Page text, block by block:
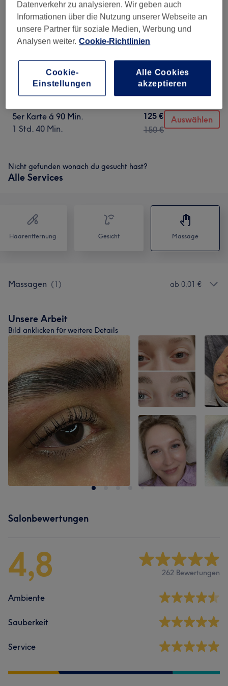
50 Min.
1 Anwendung 90 min.
1 Std. 40 Min.
30 € Auswählen
85 €
5er Karte á 50 Min.
50 Min.
100 €
120 €
Auswählen
5er Karte á 90 Min.
1 Std. 40 Min.
125 €
150 €
Auswählen
Nicht gefunden wonach du gesucht hast?
Alle Services
Haarentfernung Gesicht Massage
Massagen (1) ab 0,01 €
Unsere Arbeit
Bild anklicken für weitere Details
Salonbewertungen
4,8 262 Bewertungen
Ambiente
Sauberkeit
Service
Datenverkehr zu analysieren. Wir geben auch
Informationen über die Nutzung unserer Webseite an
unsere Partner für soziale Medien, Werbung und
Analysen weiter. Cookie-Richtlinien
Cookie-
Einstellungen
Alle Cookies
akzeptieren